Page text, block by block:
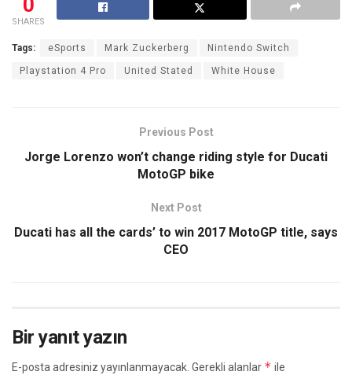
SHARES
Tags: eSports Mark Zuckerberg Nintendo Switch
Playstation 4 Pro United Stated White House
Previous Post
Jorge Lorenzo won’t change riding style for Ducati
MotoGP bike
Next Post
Ducati has all the cards’ to win 2017 MotoGP title, says
CEO
Bir yanıt yazın
E-posta adresiniz yayınlanmayacak. Gerekli alanlar * ile